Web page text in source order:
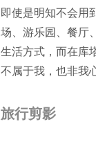
即使是明知不会用
场、游乐园、餐厅
生活方式，而在库
不属于我，也非我
旅行剪影